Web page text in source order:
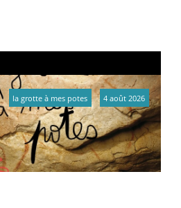
la grotte à mes potes 4 août 2026